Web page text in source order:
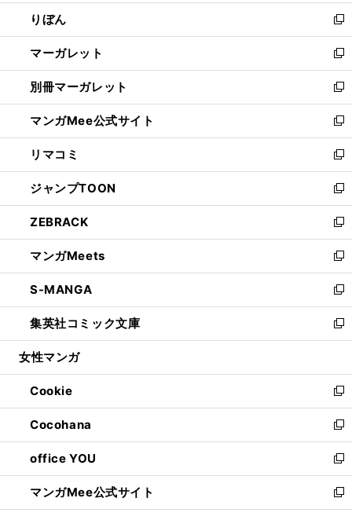
く
ウ
で
開
く
ン
ド
ウ
で
開
く
ウ
ィ
ン
ド
ウ
で
開
く
りぼん
新
し
い
ウ
ィ
ン
ド
ウ
で
開
く
マーガレット
新
し
い
ウ
ィ
ン
ド
ウ
で
開
く
別冊マーガレット
新
し
い
ウ
ィ
ン
ド
ウ
で
開
く
マンガMee公式サイト
新
し
い
ウ
ィ
ン
ド
ウ
で
開
く
リマコミ
新
し
い
ウ
ィ
ン
ド
ウ
で
開
く
ジャンプTOON
新
し
い
ウ
ィ
ン
ド
ウ
で
開
ZEBRACK
新
し
い
ウ
ィ
ン
ド
ウ
開
く
マンガMeets
新
し
い
ウ
ィ
ン
ウ
で
開
く
S-MANGA
新
し
い
ウ
ン
ド
ウ
で
開
く
集英社コミック文庫
新
し
ウ
ィ
ン
ド
ウ
で
開
く
女性マンガ
Cookie
新
し
い
ウ
ィ
ン
ド
ウ
Cocohana
新
し
い
ウ
ィ
ン
office YOU
新
し
い
ウ
マンガMee公式サイト
新
し